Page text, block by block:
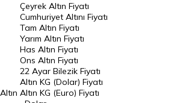
Endeksler
DÖVİZ
Döviz Kuru
Dolar Kuru
Euro Kuru
Altın
Çeyrek Altın Fiyatı
Cumhuriyet Altını Fiyatı
Tam Altın Fiyatı
Yarım Altın Fiyatı
Has Altın Fiyatı
Ons Altın Fiyatı
22 Ayar Bilezik Fiyatı
Altın KG (Dolar) Fiyatı
Altın KG (Euro) Fiyatı